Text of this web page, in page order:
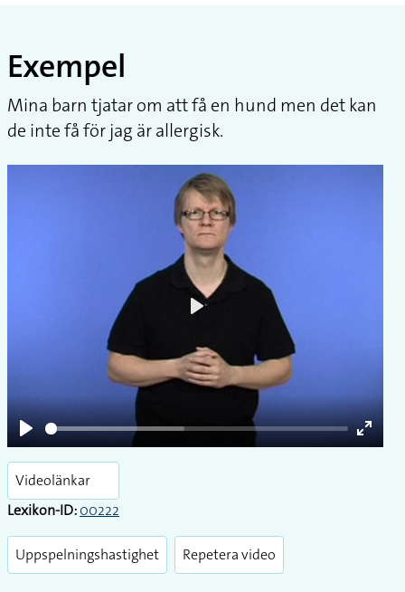
Exempel
Mina barn tjatar om att få en hund men det kan
de inte få för jag är allergisk.
Play
Enter
Videolänkar
Lexikon-ID:00222
Uppspelningshastighet Repetera video